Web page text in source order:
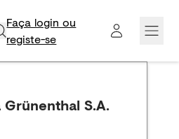
Faça login ou
registe-se​
S.A.